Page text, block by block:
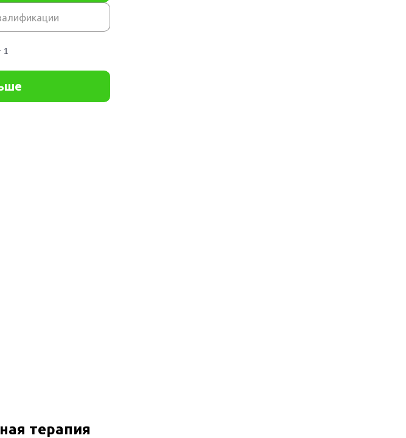
терапия